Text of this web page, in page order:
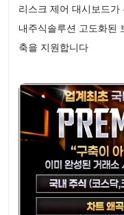
리스크 제어 대시보드
내주식솔루션 고도화된
축을 지원합니다